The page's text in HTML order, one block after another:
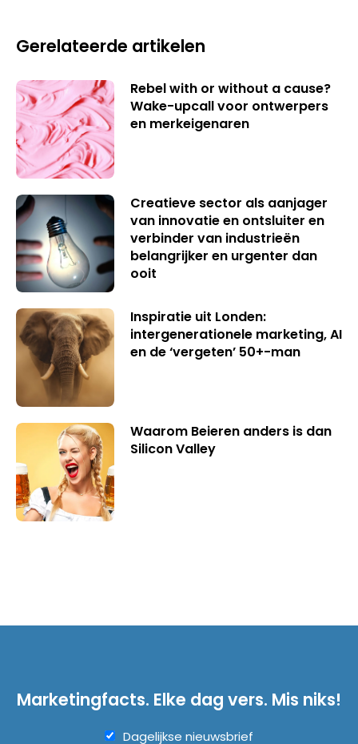
Gerelateerde artikelen
Rebel with or without a cause?
Wake-upcall voor ontwerpers
en merkeigenaren
Creatieve sector als aanjager
van innovatie en ontsluiter en
verbinder van industrieën
belangrijker en urgenter dan
ooit
Inspiratie uit Londen:
intergenerationele marketing, AI
en de ‘vergeten’ 50+-man
Waarom Beieren anders is dan
Silicon Valley
Marketingfacts. Elke dag vers. Mis niks!
Dagelijkse nieuwsbrief